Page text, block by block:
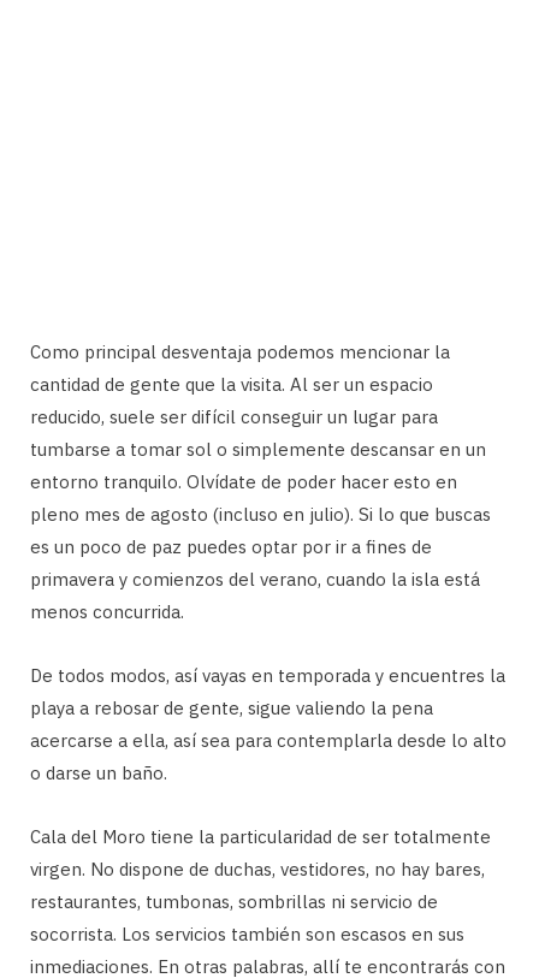
Como principal desventaja podemos mencionar la
cantidad de gente que la visita. Al ser un espacio
reducido, suele ser difícil conseguir un lugar para
tumbarse a tomar sol o simplemente descansar en un
entorno tranquilo. Olvídate de poder hacer esto en
pleno mes de agosto (incluso en julio). Si lo que buscas
es un poco de paz puedes optar por ir a fines de
primavera y comienzos del verano, cuando la isla está
menos concurrida.
De todos modos, así vayas en temporada y encuentres la
playa a rebosar de gente, sigue valiendo la pena
acercarse a ella, así sea para contemplarla desde lo alto
o darse un baño.
Cala del Moro tiene la particularidad de ser totalmente
virgen. No dispone de duchas, vestidores, no hay bares,
restaurantes, tumbonas, sombrillas ni servicio de
socorrista. Los servicios también son escasos en sus
inmediaciones. En otras palabras, allí te encontrarás con